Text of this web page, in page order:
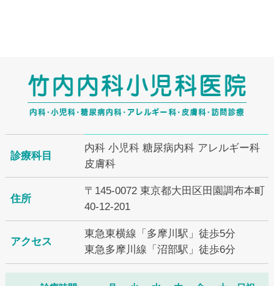
診療科目
内科 小児科 糖尿病内科 アレルギー科
皮膚科
住所
〒145-0072 東京都大田区田園調布本町
40-12-201
アクセス
東急東横線「多摩川駅」徒歩5分
東急多摩川線「沼部駅」徒歩6分